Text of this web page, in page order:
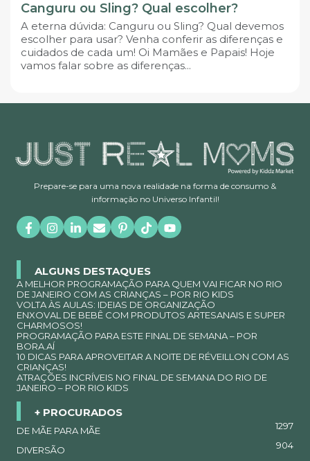
Canguru ou Sling? Qual escolher?
A eterna dúvida: Canguru ou Sling? Qual devemos
escolher para usar? Venha conferir as diferenças e
cuidados de cada um! Oi Mamães e Papais! Hoje
vamos falar sobre as diferenças...
Prepare-se para uma nova realidade na forma de consumo &
informação no Universo Infantil!
ALGUNS DESTAQUES
A MELHOR PROGRAMAÇÃO PARA QUEM VAI FICAR NO RIO
DE JANEIRO COM AS CRIANÇAS – POR RIO KIDS
VOLTA ÀS AULAS: IDEIAS DE ORGANIZAÇÃO
ENXOVAL DE BEBÊ COM PRODUTOS ARTESANAIS E SUPER
CHARMOSOS!
PROGRAMAÇÃO PARA ESTE FINAL DE SEMANA – POR
BORA.AÍ
10 DICAS PARA APROVEITAR A NOITE DE RÉVEILLON COM AS
CRIANÇAS!
ATRAÇÕES INCRÍVEIS NO FINAL DE SEMANA DO RIO DE
JANEIRO – POR RIO KIDS
+ PROCURADOS
DE MÃE PARA MÃE 1297
DIVERSÃO
904